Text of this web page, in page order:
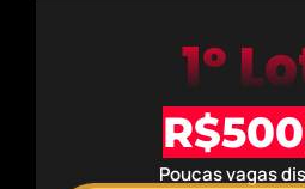
1º
Poucas vagas